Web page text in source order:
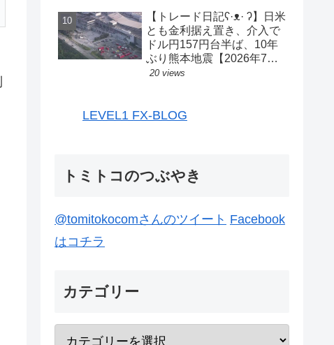
【トレード日記ʕ·ᴥ· ʔ】日米
とも金利据え置き、介入で
ドル円157円台半ば、10年
ぶり熊本地震【2026年7月
27日-31日｜投機433】
20 views
LEVEL1 FX-BLOG
トミトコのつぶやき
@tomitokocomさんのツイート Facebook
はコチラ
カテゴリー